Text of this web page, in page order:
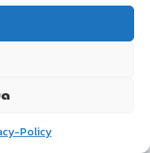
Policy